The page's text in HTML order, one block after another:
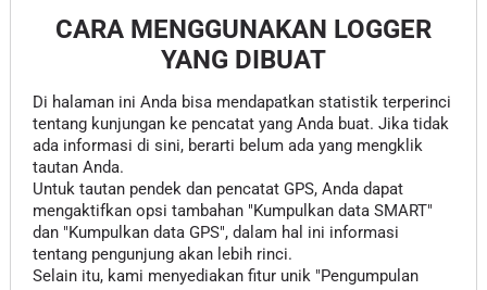
CARA MENGGUNAKAN LOGGER
YANG DIBUAT
Di halaman ini Anda bisa mendapatkan statistik terperinci
tentang kunjungan ke pencatat yang Anda buat. Jika tidak
ada informasi di sini, berarti belum ada yang mengklik
tautan Anda.
Untuk tautan pendek dan pencatat GPS, Anda dapat
mengaktifkan opsi tambahan "Kumpulkan data SMART"
dan "Kumpulkan data GPS", dalam hal ini informasi
tentang pengunjung akan lebih rinci.
Selain itu, kami menyediakan fitur unik "Pengumpulan